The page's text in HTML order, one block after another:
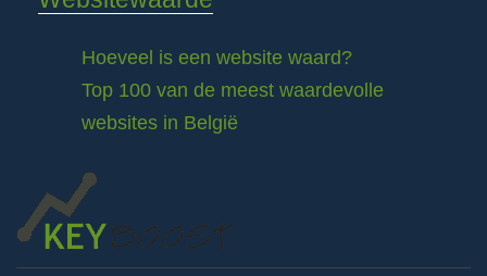
Hoeveel is een website waard?
Top 100 van de meest waardevolle
websites in België